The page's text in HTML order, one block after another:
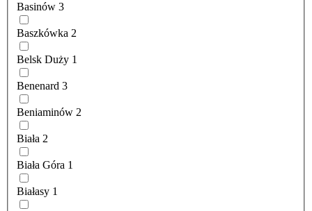
Basinów 3
Baszkówka 2
Belsk Duży 1
Benenard 3
Beniaminów 2
Biała 2
Biała Góra 1
Białasy 1